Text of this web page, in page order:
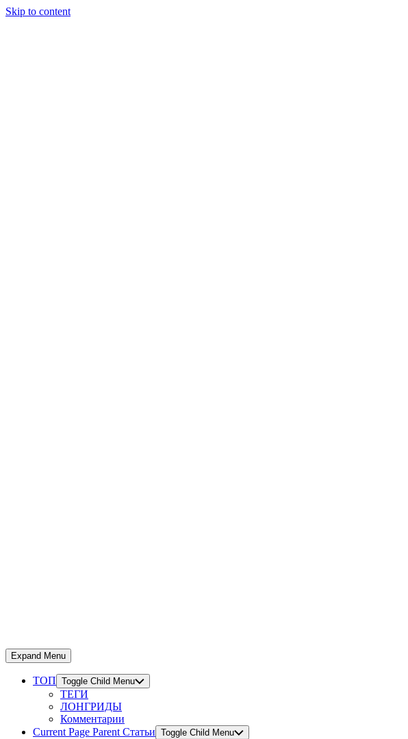
Skip to content
Expand Menu
ТОП Toggle Child Menu
ТЕГИ
ЛОНГРИДЫ
Комментарии
Current Page Parent Статьи Toggle Child Menu